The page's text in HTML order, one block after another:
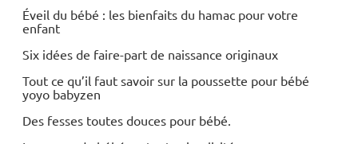
Éveil du bébé : les bienfaits du hamac pour votre
enfant
Six idées de faire-part de naissance originaux
Tout ce qu’il faut savoir sur la poussette pour bébé
yoyo babyzen
Des fesses toutes douces pour bébé.